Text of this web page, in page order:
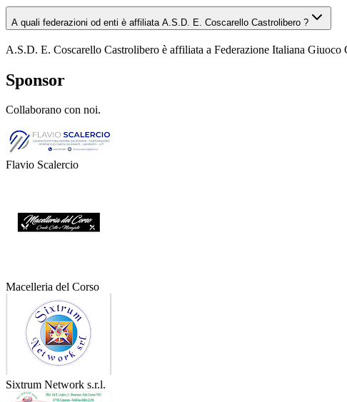
A quali federazioni od enti è affiliata A.S.D. E. Coscarello Castrolibero ?
A.S.D. E. Coscarello Castrolibero è affiliata a Federazione Italiana
Sponsor
Collaborano con noi.
Flavio Scalercio
Macelleria del Corso
Sixtrum Network s.r.l.